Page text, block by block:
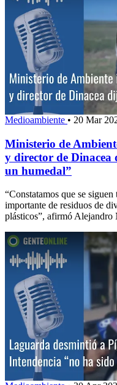
Medioambiente • 20 Mar
Ministerio de
y director de Dinacea
un humedal”
“Constatamos que se
importante de residuos de
plásticos”, afirmó Alejandro